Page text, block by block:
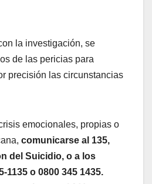
la investigación, se
de las pericias para
precisión las circunstancias
emocionales, propias o
comunicarse al 135,
del Suicidio, o a los
1135 o 0800 345 1435.